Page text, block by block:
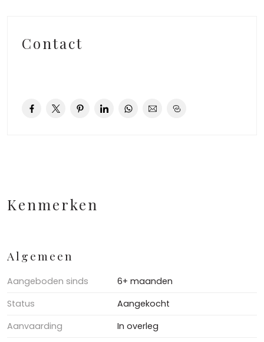
Contact
Kenmerken
Algemeen
Aangeboden sinds
6+ maanden
Status
Aangekocht
Aanvaarding
In overleg